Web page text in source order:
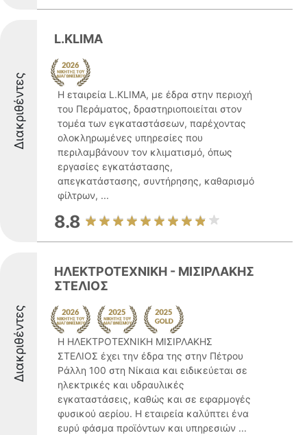
Διακριθέντες
L.KLIMA
Η εταιρεία L.KLIMA, με έδρα στην περιοχή
του Περάματος, δραστηριοποιείται στον
τομέα των εγκαταστάσεων, παρέχοντας
ολοκληρωμένες υπηρεσίες που
περιλαμβάνουν τον κλιματισμό, όπως
εργασίες εγκατάστασης,
απεγκατάστασης, συντήρησης, καθαρισμό
φίλτρων, ...
8.8
Διακριθέντες
ΗΛΕΚΤΡΟΤΕΧΝΙΚΗ - ΜΙΣΙΡΛΑΚΗΣ
ΣΤΕΛΙΟΣ
Η ΗΛΕΚΤΡΟΤΕΧΝΙΚΗ ΜΙΣΙΡΛΑΚΗΣ
ΣΤΕΛΙΟΣ έχει την έδρα της στην Πέτρου
Ράλλη 100 στη Νίκαια και ειδικεύεται σε
ηλεκτρικές και υδραυλικές
εγκαταστάσεις, καθώς και σε εφαρμογές
φυσικού αερίου. Η εταιρεία καλύπτει ένα
ευρύ φάσμα προϊόντων και υπηρεσιών ...